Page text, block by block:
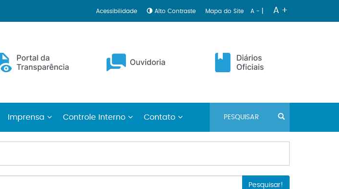
Acessibilidade Alto Contraste Mapa do Site A - A +
Imprensa Controle Interno Contato
Pesquisar!